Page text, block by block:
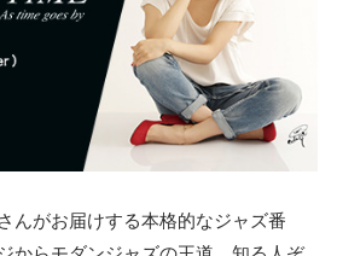
んがお届けする本格的なジャズ番